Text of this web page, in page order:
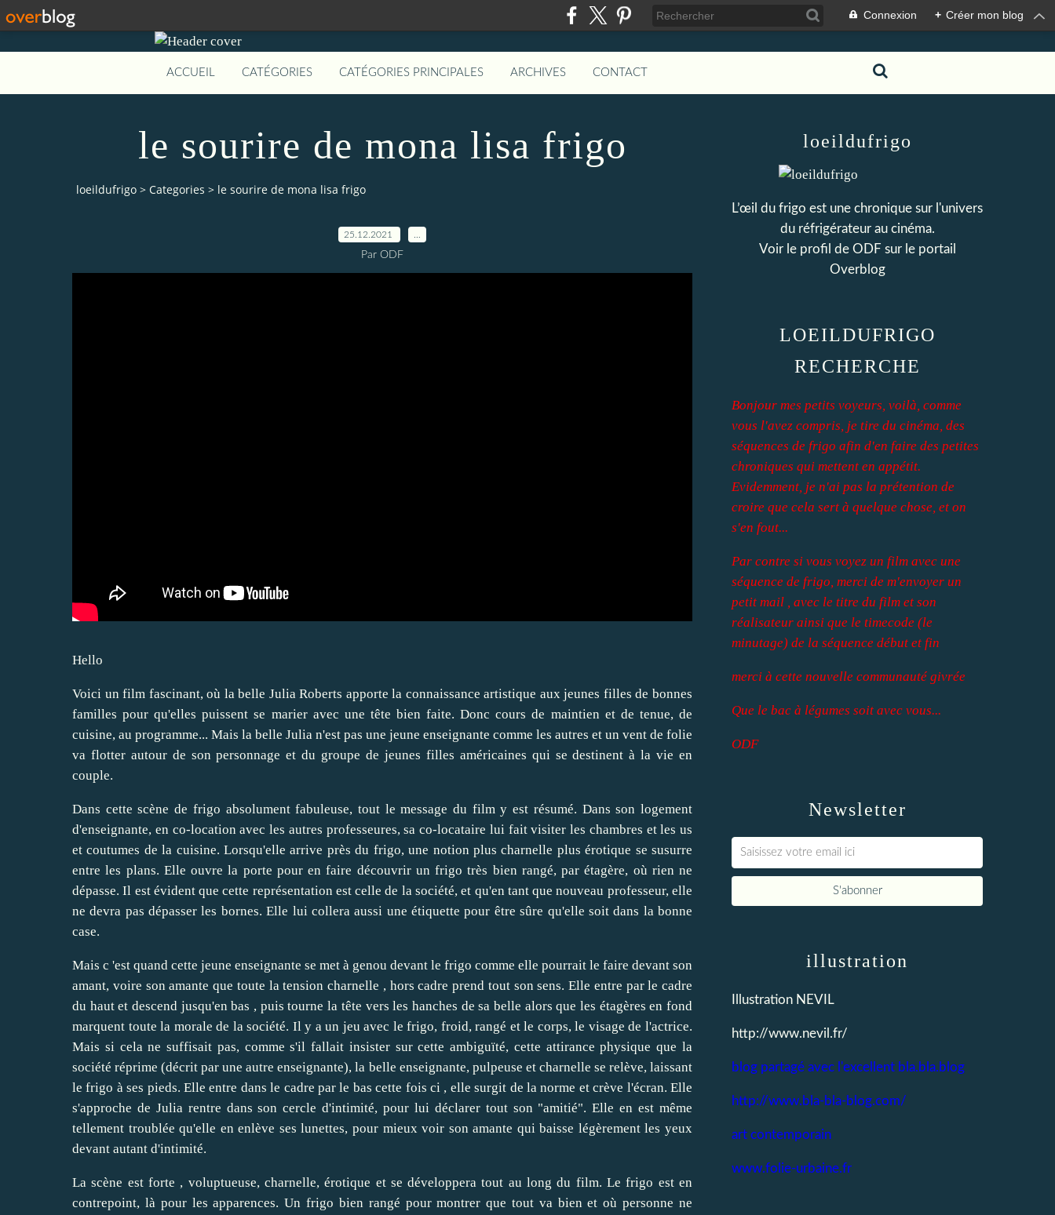
Connexion + Créer mon blog
ACCUEIL CATÉGORIES CATÉGORIES PRINCIPALES ARCHIVES CONTACT
le sourire de mona lisa frigo
loeildufrigo > Categories > le sourire de mona lisa frigo
25.12.2021
Par ODF
Hello
Voici un film fascinant, où la belle Julia Roberts apporte la connaissance artistique aux jeunes filles de bonnes
familles pour qu'elles puissent se marier avec une tête bien faite. Donc cours de maintien et de tenue, de
cuisine, au programme... Mais la belle Julia n'est pas une jeune enseignante comme les autres et un vent de folie
va flotter autour de son personnage et du groupe de jeunes filles américaines qui se destinent à la vie en
couple.
Dans cette scène de frigo absolument fabuleuse, tout le message du film y est résumé. Dans son logement
d'enseignante, en co-location avec les autres professeures, sa co-locataire lui fait visiter les chambres et les us
et coutumes de la cuisine. Lorsqu'elle arrive près du frigo, une notion plus charnelle plus érotique se susurre
entre les plans. Elle ouvre la porte pour en faire découvrir un frigo très bien rangé, par étagère, où rien ne
dépasse. Il est évident que cette représentation est celle de la société, et qu'en tant que nouveau professeur, elle
ne devra pas dépasser les bornes. Elle lui collera aussi une étiquette pour être sûre qu'elle soit dans la bonne
case.
Mais c 'est quand cette jeune enseignante se met à genou devant le frigo comme elle pourrait le faire devant son
amant, voire son amante que toute la tension charnelle , hors cadre prend tout son sens. Elle entre par le cadre
du haut et descend jusqu'en bas , puis tourne la tête vers les hanches de sa belle alors que les étagères en fond
marquent toute la morale de la société. Il y a un jeu avec le frigo, froid, rangé et le corps, le visage de l'actrice.
Mais si cela ne suffisait pas, comme s'il fallait insister sur cette ambiguïté, cette attirance physique que la
société réprime (décrit par une autre enseignante), la belle enseignante, pulpeuse et charnelle se relève, laissant
le frigo à ses pieds. Elle entre dans le cadre par le bas cette fois ci , elle surgit de la norme et crève l'écran. Elle
s'approche de Julia rentre dans son cercle d'intimité, pour lui déclarer tout son "amitié". Elle en est même
tellement troublée qu'elle en enlève ses lunettes, pour mieux voir son amante qui baisse légèrement les yeux
devant autant d'intimité.
La scène est forte , voluptueuse, charnelle, érotique et se développera tout au long du film. Le frigo est en
contrepoint, là pour les apparences. Un frigo bien rangé pour montrer que tout va bien et où personne ne
Newsletter
loeildufrigo
L’œil du frigo est une chronique sur l'univers
du réfrigérateur au cinéma.
Voir le profil de ODF sur le portail
Overblog
LOEILDUFRIGO
RECHERCHE
Bonjour mes petits voyeurs, voilà, comme
vous l'avez compris, je tire du cinéma, des
séquences de frigo afin d'en faire des petites
chroniques qui mettent en appétit.
Evidemment, je n'ai pas la prétention de
croire que cela sert à quelque chose, et on
s'en fout...
Par contre si vous voyez un film avec une
séquence de frigo, merci de m'envoyer un
petit mail , avec le titre du film et son
réalisateur ainsi que le timecode (le
minutage) de la séquence début et fin
merci à cette nouvelle communauté givrée
Que le bac à légumes soit avec vous...
ODF
illustration
Illustration NEVIL
http://www.nevil.fr/
blog partagé avec l'excellent bla.bla.blog
http://www.bla-bla-blog.com/
art contemporain
www.folie-urbaine.fr